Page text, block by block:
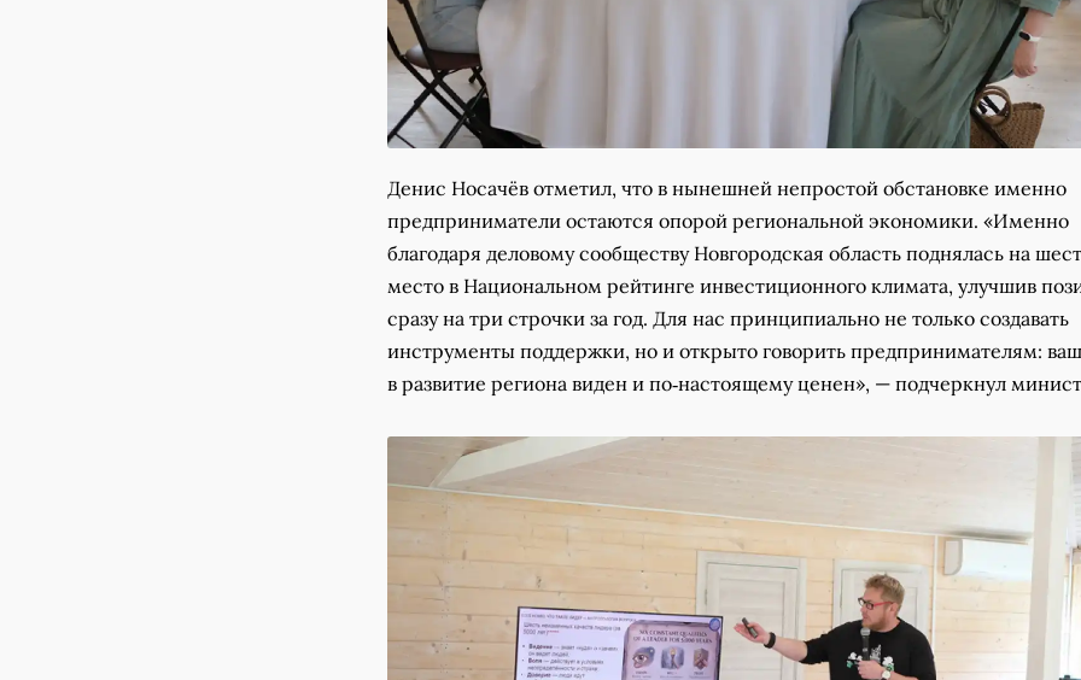
Денис Носачёв отметил, что в нынешней непростой обстановке именно
предприниматели остаются опорой региональной экономики. «Именно
благодаря деловому сообществу Новгородская область поднялась на
место в Национальном рейтинге инвестиционного климата, улучшив
сразу на три строчки за год. Для нас принципиально не только создавать
инструменты поддержки, но и открыто говорить предпринимателям:
в развитие региона виден и по‑настоящему ценен», — подчеркнул